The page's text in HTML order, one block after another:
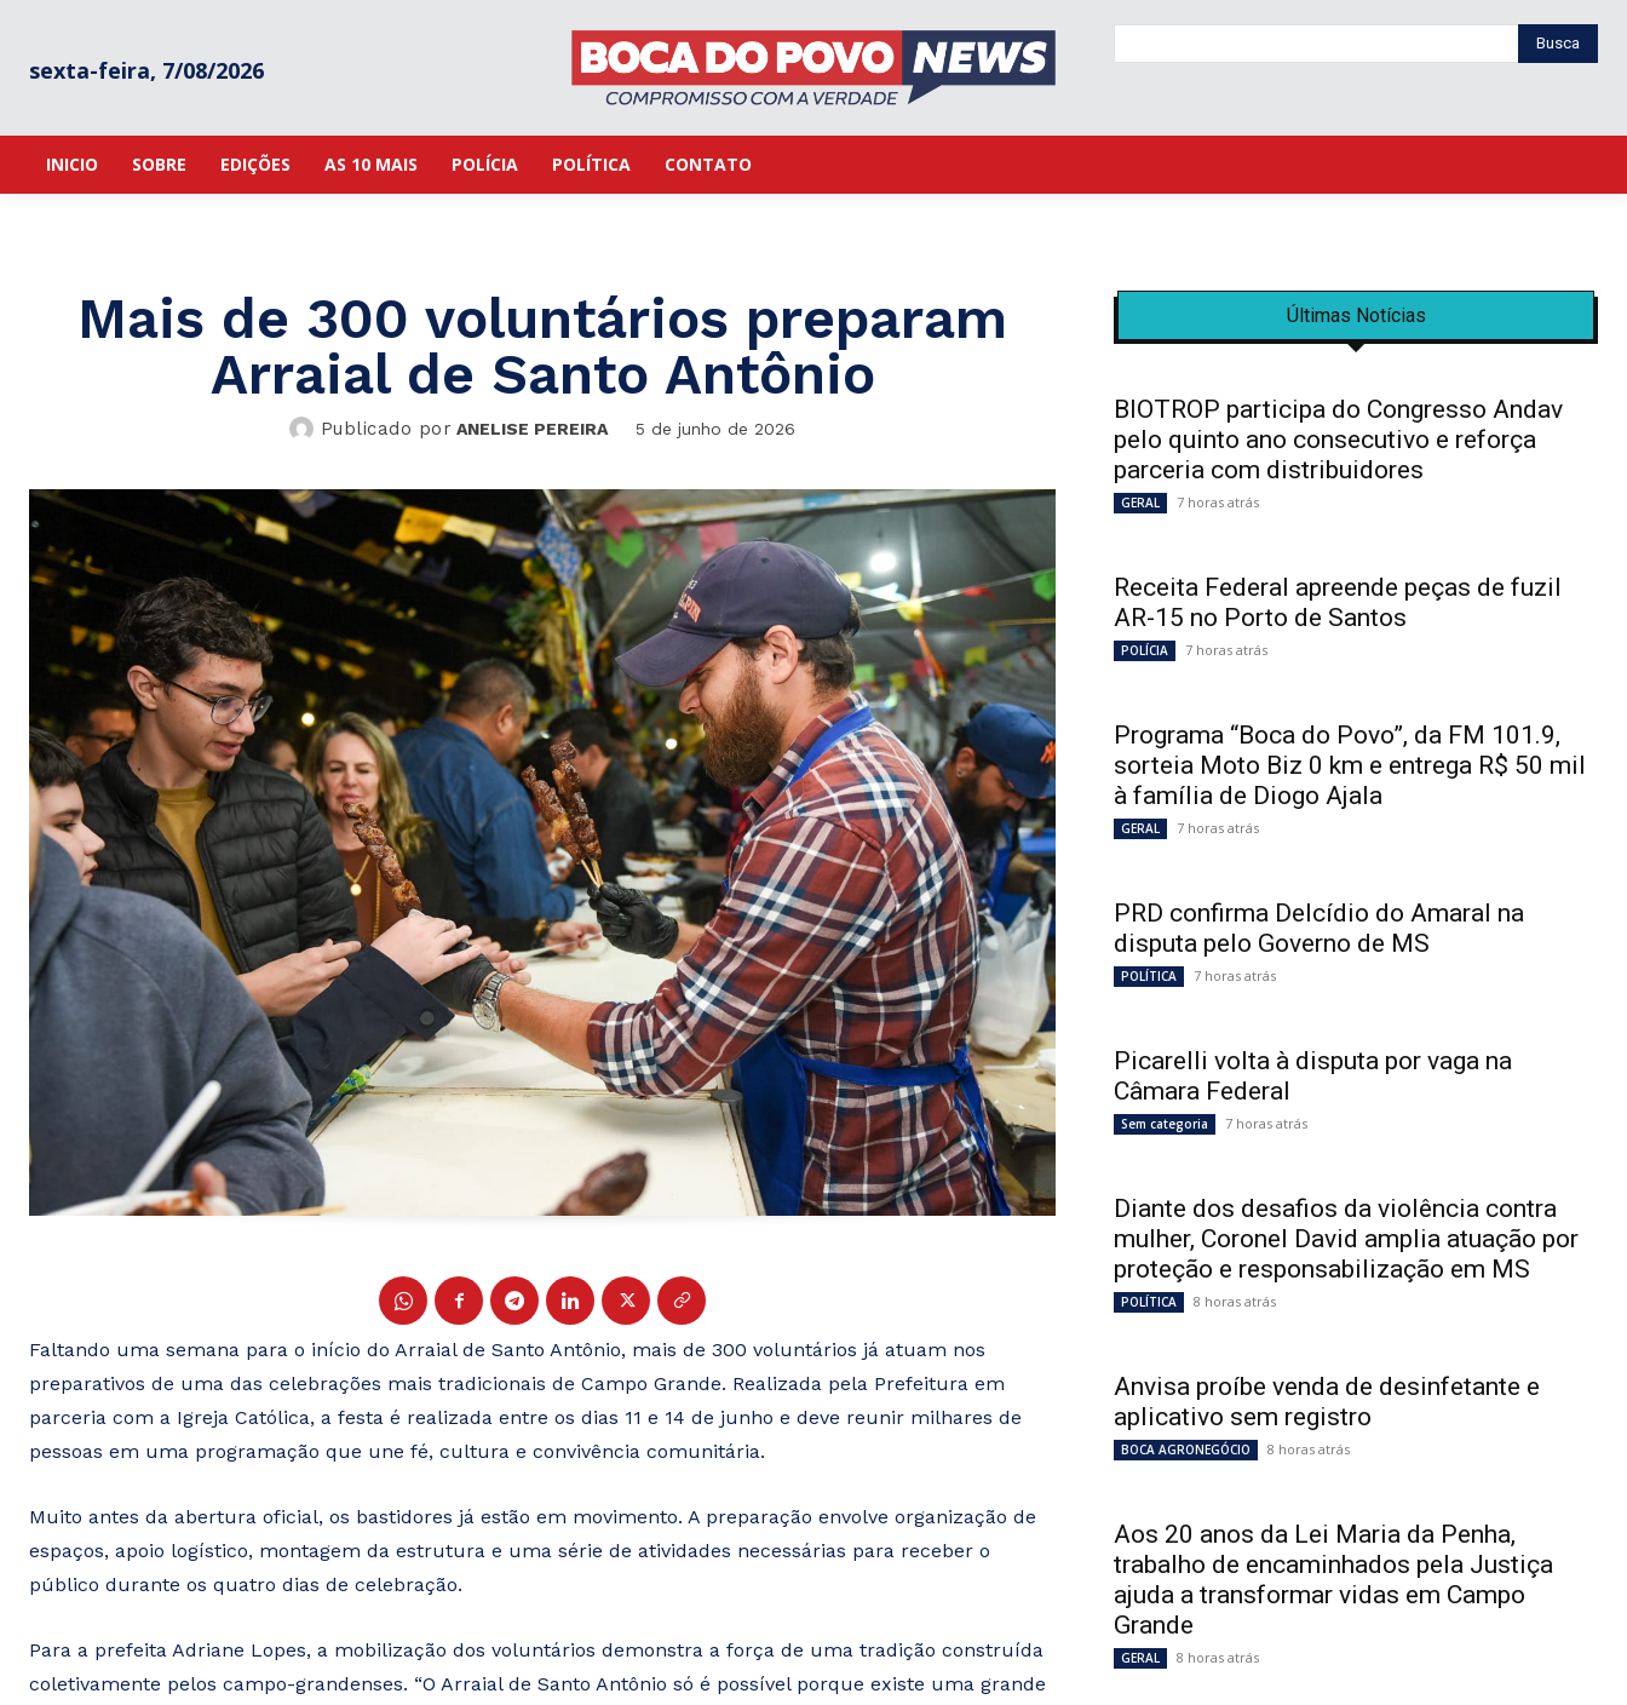
sexta-feira, 7/08/2026
Busca
INICIO SOBRE EDIÇÕES AS 10 MAIS POLÍCIA POLÍTICA CONTATO
Mais de 300 voluntários preparam
Arraial de Santo Antônio
Publicado por ANELISE PEREIRA 5 de junho de 2026
Faltando uma semana para o início do Arraial de Santo Antônio, mais de 300 voluntários já atuam nos
preparativos de uma das celebrações mais tradicionais de Campo Grande. Realizada pela Prefeitura em
parceria com a Igreja Católica, a festa é realizada entre os dias 11 e 14 de junho e deve reunir milhares de
pessoas em uma programação que une fé, cultura e convivência comunitária.
Muito antes da abertura oficial, os bastidores já estão em movimento. A preparação envolve organização de
espaços, apoio logístico, montagem da estrutura e uma série de atividades necessárias para receber o
público durante os quatro dias de celebração.
Para a prefeita Adriane Lopes, a mobilização dos voluntários demonstra a força de uma tradição construída
coletivamente pelos campo-grandenses. “O Arraial de Santo Antônio só é possível porque existe uma grande
Últimas Notícias
BIOTROP participa do Congresso Andav
pelo quinto ano consecutivo e reforça
parceria com distribuidores
GERAL 7 horas atrás
Receita Federal apreende peças de fuzil
AR-15 no Porto de Santos
POLÍCIA 7 horas atrás
Programa “Boca do Povo”, da FM 101.9,
sorteia Moto Biz 0 km e entrega R$ 50 mil
à família de Diogo Ajala
GERAL 7 horas atrás
PRD confirma Delcídio do Amaral na
disputa pelo Governo de MS
POLÍTICA 7 horas atrás
Picarelli volta à disputa por vaga na
Câmara Federal
Sem categoria 7 horas atrás
Diante dos desafios da violência contra
mulher, Coronel David amplia atuação por
proteção e responsabilização em MS
POLÍTICA 8 horas atrás
Anvisa proíbe venda de desinfetante e
aplicativo sem registro
BOCA AGRONEGÓCIO 8 horas atrás
Aos 20 anos da Lei Maria da Penha,
trabalho de encaminhados pela Justiça
ajuda a transformar vidas em Campo
Grande
GERAL 8 horas atrás